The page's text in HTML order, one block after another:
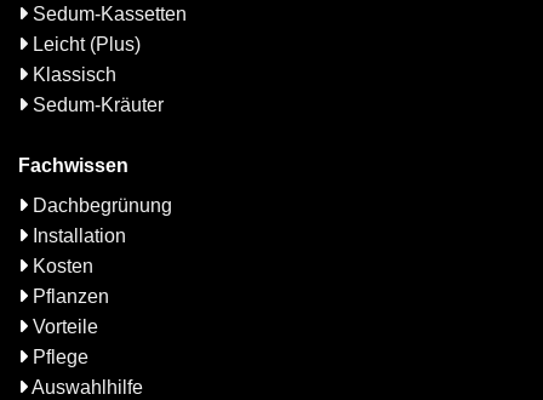
Sedum-Kassetten
Leicht (Plus)
Klassisch
Sedum-Kräuter
Fachwissen
Dachbegrünung
Installation
Kosten
Pflanzen
Vorteile
Pflege
Auswahlhilfe